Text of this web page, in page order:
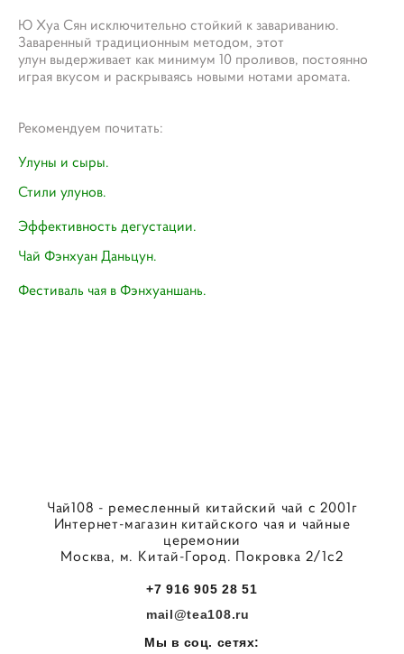
Ю Хуа Сян исключительно стойкий к завариванию.
Заваренный традиционным методом, этот
улун выдерживает как минимум 10 проливов, постоянно
играя вкусом и раскрываясь новыми нотами аромата.
Рекомендуем почитать:
Улуны и сыры.
Стили улунов.
Эффективность дегустации.​
Чай Фэнхуан Даньцун.
Фестиваль чая в Фэнхуаншань.
Чай108 - ремесленный китайский чай с 2001г
Интернет-магазин китайского чая и чайные
церемонии
Москва, м. Китай-Город. Покровка 2/1с2
+7 916 905 28 51
mail@tea108.ru
Мы в соц. сетях: